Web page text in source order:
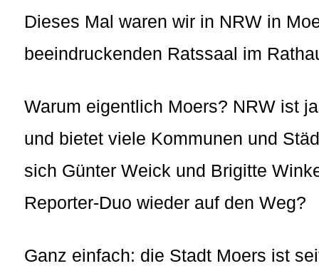
Dieses Mal waren wir in NRW in
beeindruckenden Ratssaal im
Warum eigentlich Moers? NRW ist
und bietet viele Kommunen und
sich Günter Weick und Brigitte
Reporter-Duo wieder auf den Weg?
Ganz einfach: die Stadt Moers ist